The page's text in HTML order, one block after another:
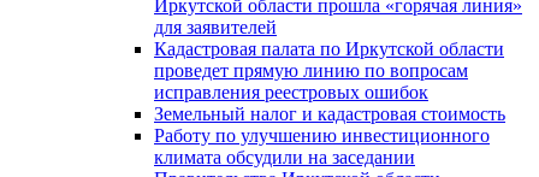
Иркутской области прошла «горячая линия»
для заявителей
Кадастровая палата по Иркутской области
проведет прямую линию по вопросам
исправления реестровых ошибок
Земельный налог и кадастровая стоимость
Работу по улучшению инвестиционного
климата обсудили на заседании